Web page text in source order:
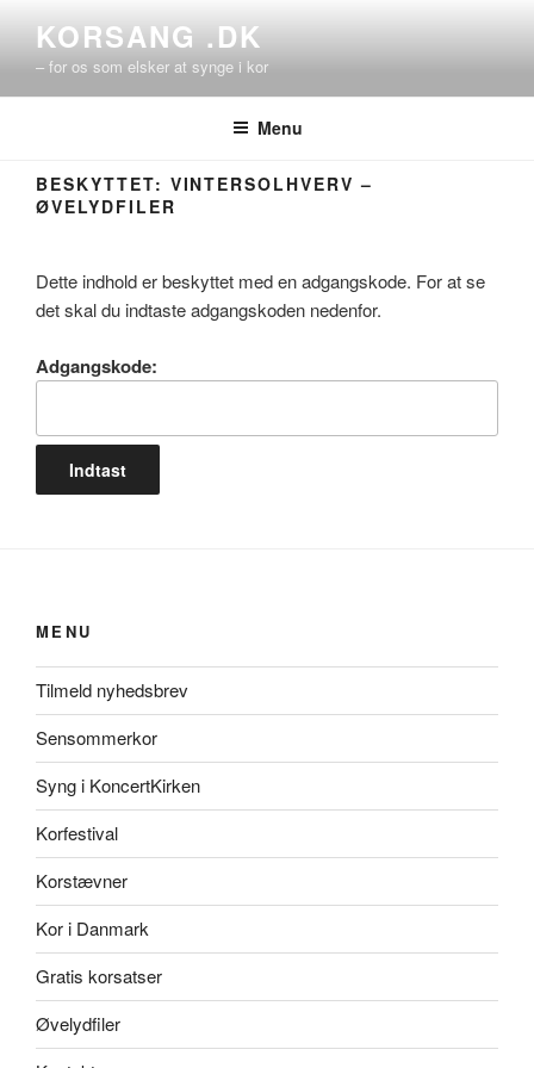
indhold
KORSANG .DK
– for os som elsker at synge i kor
Menu
BESKYTTET: VINTERSOLHVERV –
ØVELYDFILER
Dette indhold er beskyttet med en adgangskode. For at se
det skal du indtaste adgangskoden nedenfor.
Adgangskode:
MENU
Tilmeld nyhedsbrev
Sensommerkor
Syng i KoncertKirken
Korfestival
Korstævner
Kor i Danmark
Gratis korsatser
Øvelydfiler